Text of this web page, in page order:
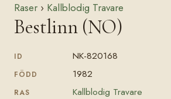
Raser › Kallblodig Travare
Bestlinn (NO)
ID NK-820168
FÖDD 1982
RAS Kallblodig Travare